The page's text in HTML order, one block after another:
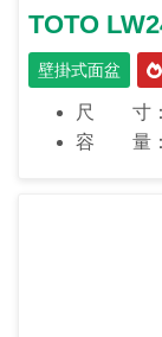
TOTO
壁掛式面盆
尺 寸：
容 量：